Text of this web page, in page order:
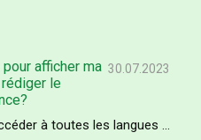
30.07.2023
afficher ma
le
à toutes les langues ...